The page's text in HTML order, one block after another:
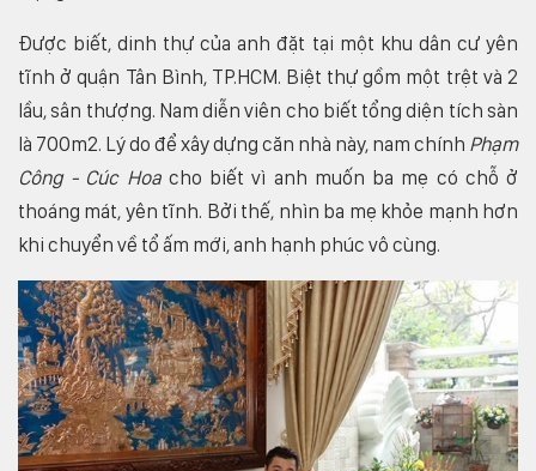
Được biết, dinh thự của anh đặt tại một khu dân cư yên
tĩnh ở quận Tân Bình, TP.HCM. Biệt thự gồm một trệt và 2
lầu, sân thượng. Nam diễn viên cho biết tổng diện tích sàn
là 700m2. Lý do để xây dựng căn nhà này, nam chính Phạm
Công - Cúc Hoa cho biết vì anh muốn ba mẹ có chỗ ở
thoáng mát, yên tĩnh. Bởi thế, nhìn ba mẹ khỏe mạnh hơn
khi chuyển về tổ ấm mới, anh hạnh phúc vô cùng.